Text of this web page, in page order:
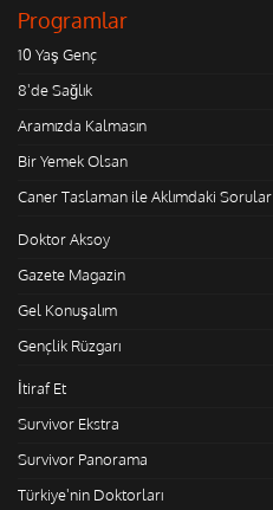
Programlar
10 Yaş Genç
8'de Sağlık
Aramızda Kalmasın
Bir Yemek Olsan
Caner Taslaman ile Aklımdaki Sorular
Doktor Aksoy
Gazete Magazin
Gel Konuşalım
Gençlik Rüzgarı
İtiraf Et
Survivor Ekstra
Survivor Panorama
Türkiye'nin Doktorları